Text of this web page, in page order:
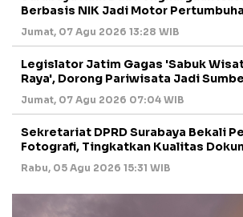
Berbasis NIK Jadi Motor
Jumat, 07 Agu 2026 13:28 WIB
Legislator Jatim Gagas 'Sabuk
Raya', Dorong Pariwisata Jadi
Jumat, 07 Agu 2026 07:04 WIB
Sekretariat DPRD Surabaya Bekali
Fotografi, Tingkatkan Kualitas
Rabu, 05 Agu 2026 15:31 WIB